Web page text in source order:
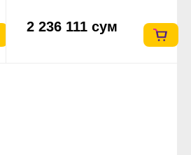
2 236 111 сум